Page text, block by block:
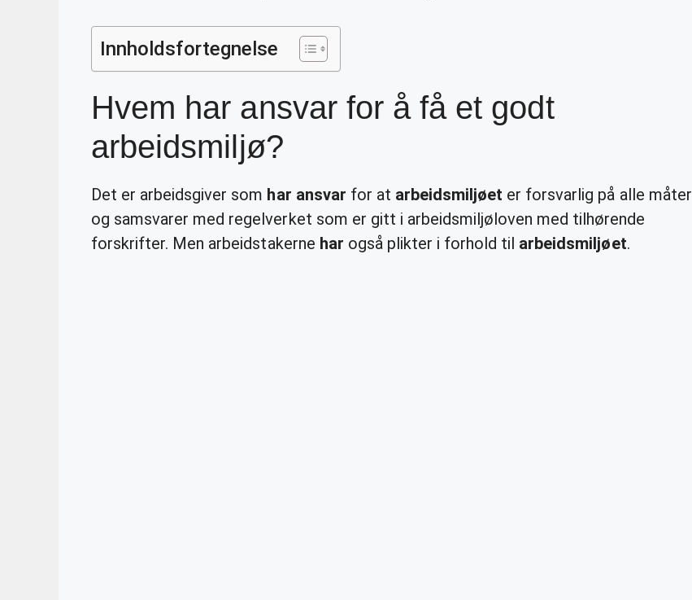
Innholdsfortegnelse
Hvem har ansvar for å få et godt
arbeidsmiljø?
Det er arbeidsgiver som har ansvar for at arbeidsmiljøet er forsvarlig på alle måter
og samsvarer med regelverket som er gitt i arbeidsmiljøloven med tilhørende
forskrifter. Men arbeidstakerne har også plikter i forhold til arbeidsmiljøet.